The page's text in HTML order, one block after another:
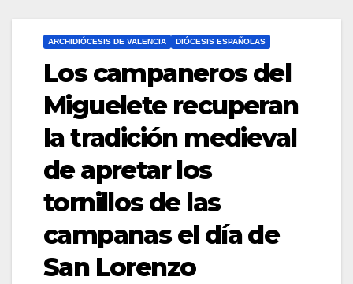
ARCHIDIÓCESIS DE VALENCIA DIÓCESIS ESPAÑOLAS
Los campaneros del
Miguelete recuperan
la tradición medieval
de apretar los
tornillos de las
campanas el día de
San Lorenzo